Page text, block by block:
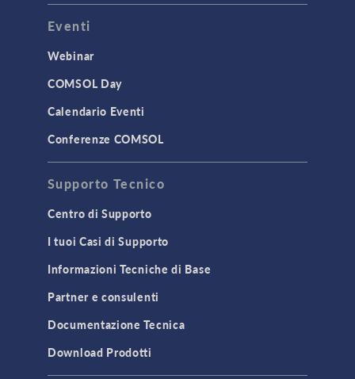
Eventi
Webinar
COMSOL Day
Calendario Eventi
Conferenze COMSOL
Supporto Tecnico
Centro di Supporto
I tuoi Casi di Supporto
Informazioni Tecniche di Base
Partner e consulenti
Documentazione Tecnica
Download Prodotti